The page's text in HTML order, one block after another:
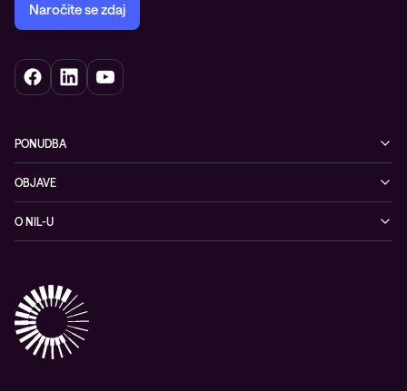
Naročite se zdaj
PONUDBA
Omrežje
Hibridni oblak
Izobraževanje
Upravljane IT storitve in podpora
Opazljivost
OBJAVE
Blogi
Videi
Vodiči
O NIL-U
Partnerji
Nagrade & priznanja industrije